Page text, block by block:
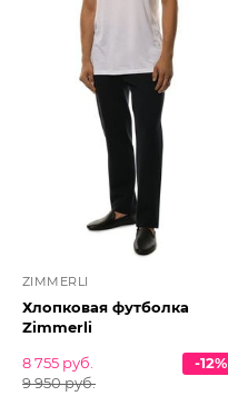
ZIMMERLI
Хлопковая футболка
Zimmerli
8 755 руб.
9 950 руб.
-12%